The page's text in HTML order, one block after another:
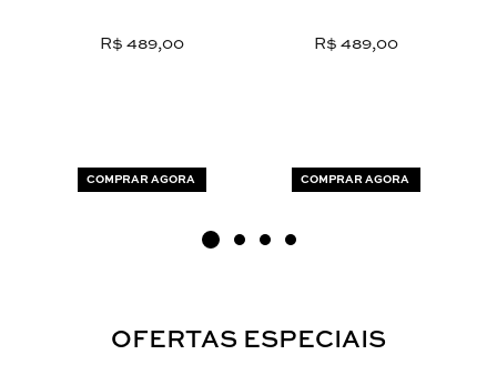
R$ 489,00
COMPRAR AGORA
R$ 489,00
COMPRAR AGORA
OFERTAS ESPECIAIS